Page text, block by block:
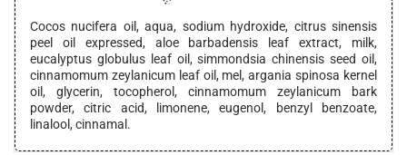
Cocos nucifera oil, aqua, sodium hydroxide, citrus sinensis
peel oil expressed, aloe barbadensis leaf extract, milk,
eucalyptus globulus leaf oil, simmondsia chinensis seed oil,
cinnamomum zeylanicum leaf oil, mel, argania spinosa kernel
oil, glycerin, tocopherol, cinnamomum zeylanicum bark
powder, citric acid, limonene, eugenol, benzyl benzoate,
linalool, cinnamal.